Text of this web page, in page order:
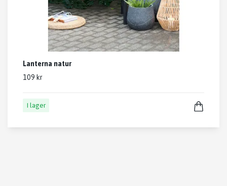
Lanterna natur
109 kr
I lager